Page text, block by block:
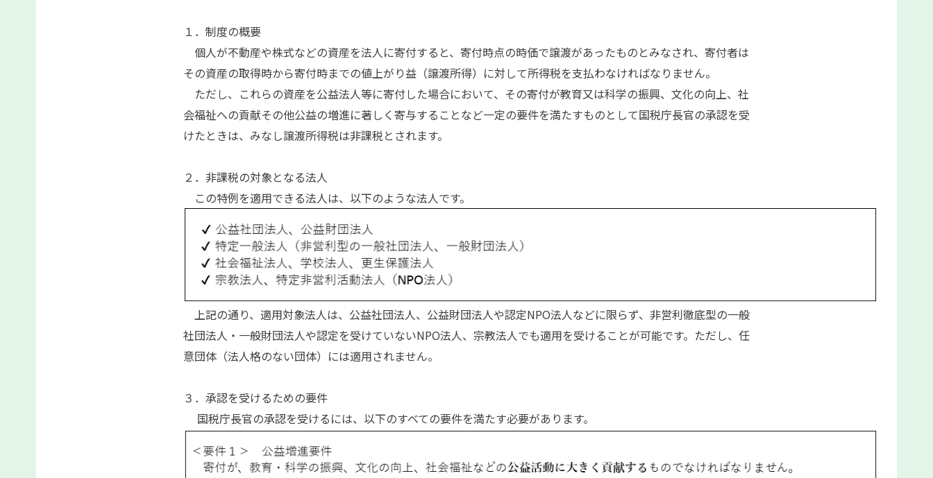
１．制度の概要
個人が不動産や株式などの資産を法人に寄付すると、寄付時点の時価で譲渡があったものとみなされ、寄付者は
その資産の取得時から寄付時までの値上がり益（譲渡所得）に対して所得税を支払わなければなりません。
ただし、これらの資産を公益法人等に寄付した場合において、その寄付が教育又は科学の振興、文化の向上、社
会福祉への貢献その他公益の増進に著しく寄与することなど一定の要件を満たすものとして国税庁長官の承認を受
けたときは、みなし譲渡所得税は非課税とされます。
２．非課税の対象となる法人
この特例を適用できる法人は、以下のような法人です。
上記の通り、適用対象法人は、公益社団法人、公益財団法人や認定NPO法人などに限らず、非営利徹底型の一般
社団法人・一般財団法人や認定を受けていないNPO法人、宗教法人でも適用を受けることが可能です。ただし、任
意団体（法人格のない団体）には適用されません。
３．承認を受けるための要件
国税庁長官の承認を受けるには、以下のすべての要件を満たす必要があります。